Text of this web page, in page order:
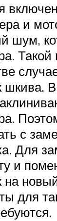
и
шум,
шкива.
с
Для
и
для